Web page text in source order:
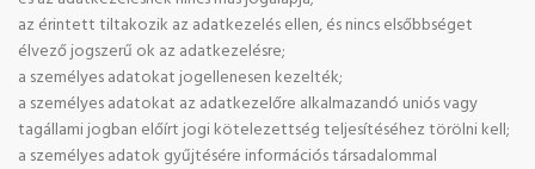
az érintett tiltakozik az adatkezelés ellen, és nincs elsőbbséget
élvező jogszerű ok az adatkezelésre;
a személyes adatokat jogellenesen kezelték;
a személyes adatokat az adatkezelőre alkalmazandó uniós vagy
tagállami jogban előírt jogi kötelezettség teljesítéséhez törölni kell;
a személyes adatok gyűjtésére információs társadalommal